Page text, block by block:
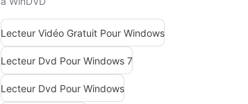
Lecteur Vidéo Gratuit Pour Windows
Lecteur Dvd Pour Windows 7
Lecteur Dvd Pour Windows